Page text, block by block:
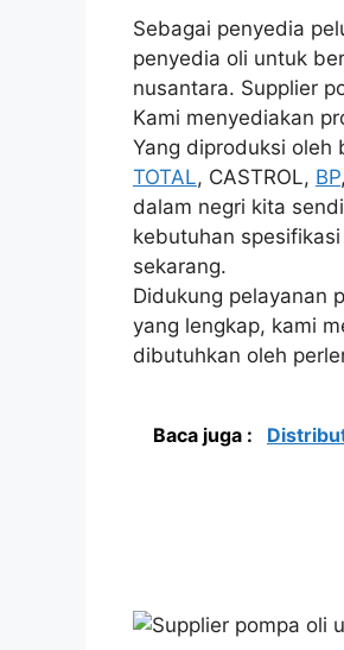
Sebagai penyedia
penyedia oli untuk
nusantara. Supplier
Kami menyediakan
Yang diproduksi oleh
TOTAL, CASTROL, BP,
dalam negri kita
kebutuhan
sekarang.
Didukung pelayanan
yang lengkap, kami
dibutuhkan oleh
Baca juga :